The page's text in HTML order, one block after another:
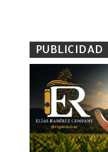
PUBLICIDAD